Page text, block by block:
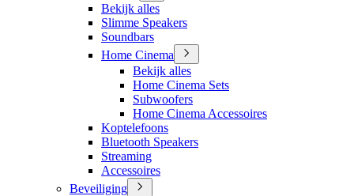
Bekijk alles
Slimme Speakers
Soundbars
Home Cinema
Bekijk alles
Home Cinema Sets
Subwoofers
Home Cinema Accessoires
Koptelefoons
Bluetooth Speakers
Streaming
Accessoires
Beveiliging